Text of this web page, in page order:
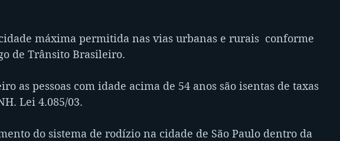
máxima permitida nas vias urbanas e rurais  conforme
de Trânsito Brasileiro.
as pessoas com idade acima de 54 anos são isentas de taxas
Lei 4.085/03.
do sistema de rodízio na cidade de São Paulo dentro da